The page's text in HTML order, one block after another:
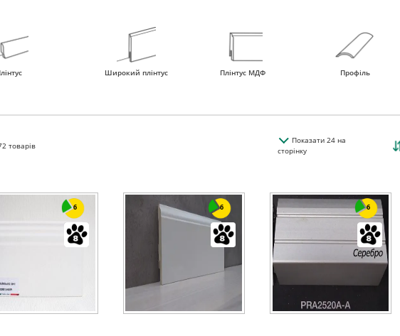
Широкий плінтус Плінтус МДФ Профіль
товарів
Показати24на
сторінку
6 6 6